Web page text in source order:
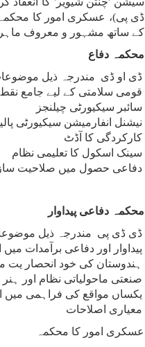
ڈی پی)، عسکری امور کا
کے ساتھ مشہور و معروف
محکمہ دفاع
ڈی او ڈی مندرجہ ذیل
قومی سلامتی کے لیے جامع
سائبر سیکیورٹی چیلنجز
نیشنل انفارمیشن سیکیورٹی
کارکردگی کا آڈٹ
سینک اسکول کا تعلیمی نظام
دفاعی حصول میں صلاحیت
محکمہ دفاعی پیداوار
ڈی ڈی پی مندرجہ ذیل
پیداوار اور دفاعی برآمدات میں
ہندوستان کی خود انحصار یت
صنعتی ماحولیاتی نظام اور
یکساں مواقع کی فراہمی میں
معیاری اصلاحات
عسکری امور کا محکمہ